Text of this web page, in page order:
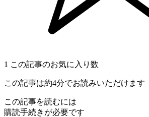
1 この記事のお気に入り数
この記事は約4分でお読みいただけます
この記事を読むには
購読手続きが必要です